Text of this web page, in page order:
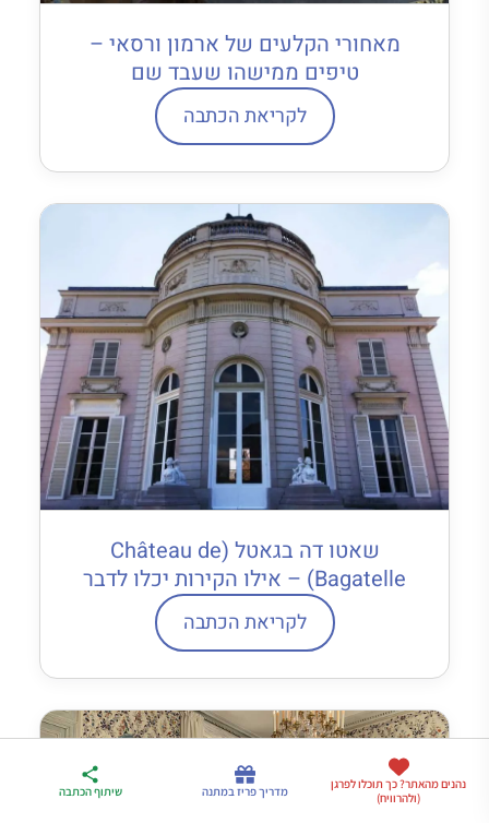
מאחורי הקלעים של ארמון ורסאי –
טיפים ממישהו שעבד שם
לקריאת הכתבה
שאטו דה בגאטל (Château de
Bagatelle) – אילו הקירות יכלו לדבר
לקריאת הכתבה
ארגז הכלים שלי
לטיול בצרפת
מדריך פריז
במתנה
דברו
איתי בווטסאפ
נהנים מהאתר? כך תוכלו לפרגן
(ולהרוויח)
מדריך פריז במתנה שיתוף הכתבה